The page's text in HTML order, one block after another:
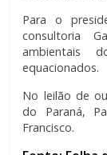
Para o
consultoria
ambientais
equacionados.
No leilão de
do Paraná,
Francisco.